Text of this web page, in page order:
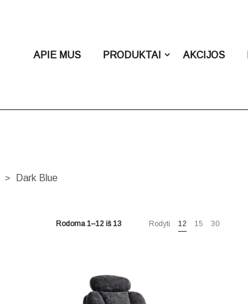
APIE MUS PRODUKTAI AKCIJOS
> Dark Blue
Rodoma 1–12 iš 13 Rodyti 12 15 30